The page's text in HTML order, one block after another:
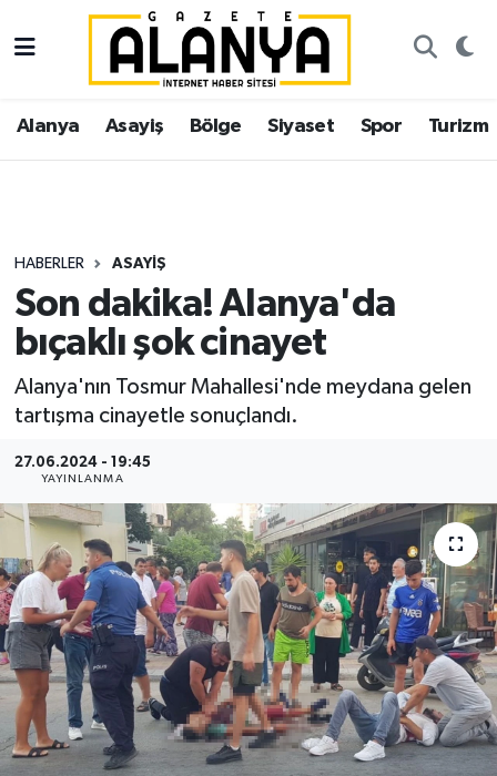
Alanya Asayiş Bölge Siyaset Spor Turizm
HABERLER ASAYIŞ
Son dakika! Alanya'da
bıçaklı şok cinayet
Alanya'nın Tosmur Mahallesi'nde meydana gelen
tartışma cinayetle sonuçlandı.
27.06.2024 - 19:45
YAYINLANMA
Alanya
Asayiş
Siyaset
Spor
Ekonomi
Gazipaşa
İstanbul Nöbetçi Eczaneler
İstanbul Hava Durumu
Süper Lig Puan Durumu ve Fikstür
Tüm Manşetler
Son Dakika Haberleri
Haber Arşivi